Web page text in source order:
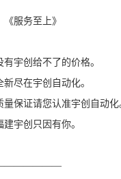
服务至上》
宇创给不了的价格。
尽在宇创自动化。
保证请您认准宇创自动化
宇创只因有你。